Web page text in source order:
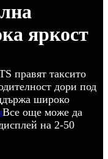
яркост
правят таксито
дори под
широко
Все още може да
на 2-50